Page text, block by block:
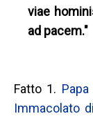
viae
ad pacem."
Fatto 1.
Immacolato